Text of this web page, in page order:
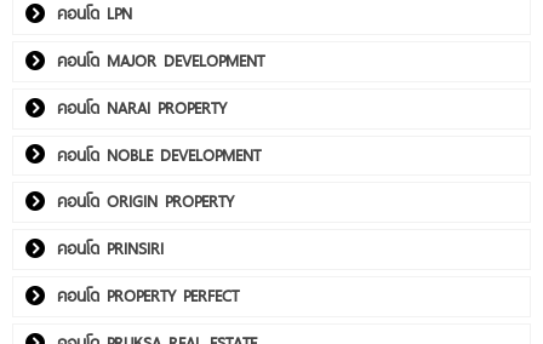
คอนโด LPN
คอนโด MAJOR DEVELOPMENT
คอนโด NARAI PROPERTY
คอนโด NOBLE DEVELOPMENT
คอนโด ORIGIN PROPERTY
คอนโด PRINSIRI
คอนโด PROPERTY PERFECT